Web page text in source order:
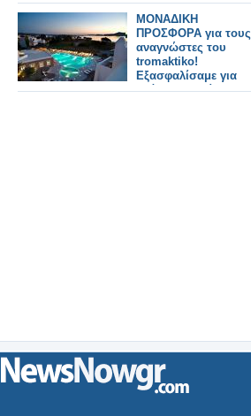
ΜΟΝΑΔΙΚΗ
ΠΡΟΣΦΟΡΑ για τους
αναγνώστες του
tromaktiko!
Εξασφαλίσαμε για
εσάς 10+10 δίκλινα